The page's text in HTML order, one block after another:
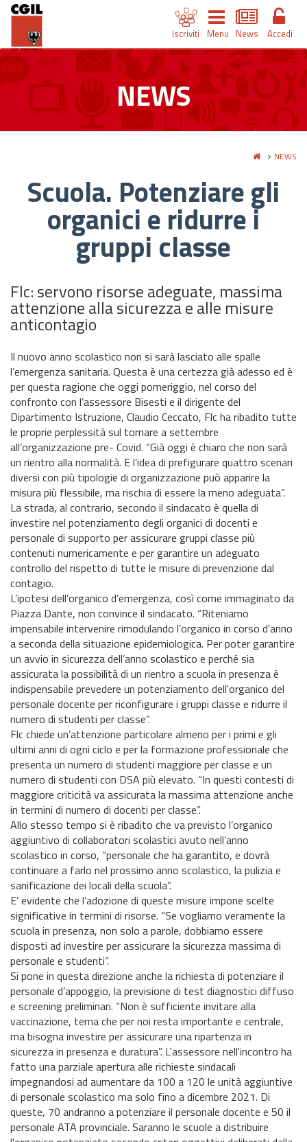
Iscriviti Menu News Accedi
NEWS
NEWS
Scuola. Potenziare gli
organici e ridurre i
gruppi classe
Flc: servono risorse adeguate, massima
attenzione alla sicurezza e alle misure
anticontagio
Il nuovo anno scolastico non si sarà lasciato alle spalle
l’emergenza sanitaria. Questa è una certezza già adesso ed è
per questa ragione che oggi pomeriggio, nel corso del
confronto con l’assessore Bisesti e il dirigente del
Dipartimento Istruzione, Claudio Ceccato, Flc ha ribadito tutte
le proprie perplessità sul tornare a settembre
all’organizzazione pre- Covid. “Già oggi è chiaro che non sarà
un rientro alla normalità. E l’idea di prefigurare quattro scenari
diversi con più tipologie di organizzazione può apparire la
misura più flessibile, ma rischia di essere la meno adeguata”.
La strada, al contrario, secondo il sindacato è quella di
investire nel potenziamento degli organici di docenti e
personale di supporto per assicurare gruppi classe più
contenuti numericamente e per garantire un adeguato
controllo del rispetto di tutte le misure di prevenzione dal
contagio.
L’ipotesi dell’organico d’emergenza, così come immaginato da
Piazza Dante, non convince il sindacato. “Riteniamo
impensabile intervenire rimodulando l’organico in corso d'anno
a seconda della situazione epidemiologica. Per poter garantire
un avvio in sicurezza dell’anno scolastico e perché sia
assicurata la possibilità di un rientro a scuola in presenza è
indispensabile prevedere un potenziamento dell'organico del
personale docente per riconfigurare i gruppi classe e ridurre il
numero di studenti per classe”.
Flc chiede un’attenzione particolare almeno per i primi e gli
ultimi anni di ogni ciclo e per la formazione professionale che
presenta un numero di studenti maggiore per classe e un
numero di studenti con DSA più elevato. “In questi contesti di
maggiore criticità va assicurata la massima attenzione anche
in termini di numero di docenti per classe”.
Allo stesso tempo si è ribadito che va previsto l’organico
aggiuntivo di collaboratori scolastici avuto nell’anno
scolastico in corso, “personale che ha garantito, e dovrà
continuare a farlo nel prossimo anno scolastico, la pulizia e
sanificazione dei locali della scuola”.
E’ evidente che l’adozione di queste misure impone scelte
significative in termini di risorse. “Se vogliamo veramente la
scuola in presenza, non solo a parole, dobbiamo essere
disposti ad investire per assicurare la sicurezza massima di
personale e studenti”.
Si pone in questa direzione anche la richiesta di potenziare il
personale d’appoggio, la previsione di test diagnostici diffuso
e screening preliminari. “Non è sufficiente invitare alla
vaccinazione, tema che per noi resta importante e centrale,
ma bisogna investire per assicurare una ripartenza in
sicurezza in presenza e duratura”. L'assessore nell'incontro ha
fatto una parziale apertura alle richieste sindacali
impegnandosi ad aumentare da 100 a 120 le unità aggiuntive
di personale scolastico ma solo fino a dicembre 2021. Di
queste, 70 andranno a potenziare il personale docente e 50 il
personale ATA provinciale. Saranno le scuole a distribuire